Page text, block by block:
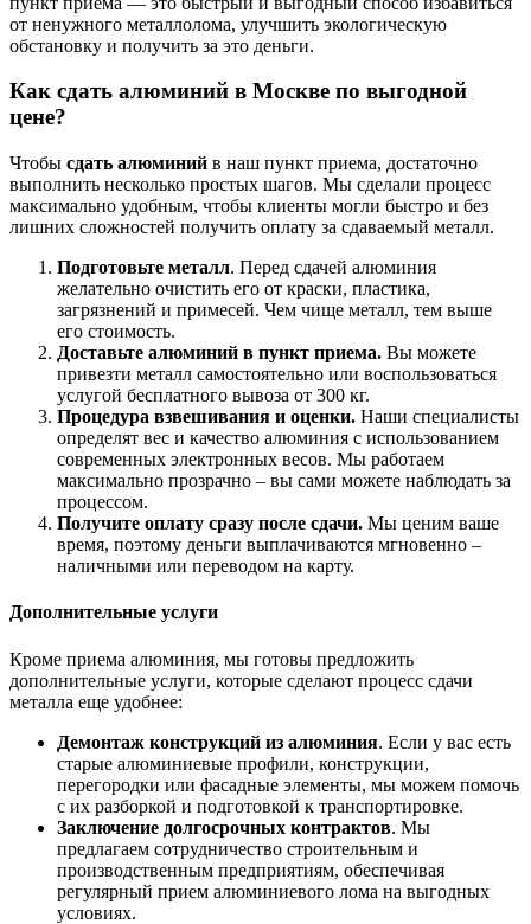
от ненужного металлолома, улучшить экологическую
обстановку и получить за это деньги.
Как сдать алюминий в Москве по выгодной
цене?
Чтобы сдать алюминий в наш пункт приема, достаточно
выполнить несколько простых шагов. Мы сделали процесс
максимально удобным, чтобы клиенты могли быстро и без
лишних сложностей получить оплату за сдаваемый металл.
Подготовьте металл. Перед сдачей алюминия
желательно очистить его от краски, пластика,
загрязнений и примесей. Чем чище металл, тем выше
его стоимость.
Доставьте алюминий в пункт приема. Вы можете
привезти металл самостоятельно или воспользоваться
услугой бесплатного вывоза от 300 кг.
Процедура взвешивания и оценки. Наши специалисты
определят вес и качество алюминия с использованием
современных электронных весов. Мы работаем
максимально прозрачно – вы сами можете наблюдать за
процессом.
Получите оплату сразу после сдачи. Мы ценим ваше
время, поэтому деньги выплачиваются мгновенно –
наличными или переводом на карту.
Дополнительные услуги
Кроме приема алюминия, мы готовы предложить
дополнительные услуги, которые сделают процесс сдачи
металла еще удобнее:
Демонтаж конструкций из алюминия. Если у вас есть
старые алюминиевые профили, конструкции,
перегородки или фасадные элементы, мы можем помочь
с их разборкой и подготовкой к транспортировке.
Заключение долгосрочных контрактов. Мы
предлагаем сотрудничество строительным и
производственным предприятиям, обеспечивая
регулярный прием алюминиевого лома на выгодных
условиях.